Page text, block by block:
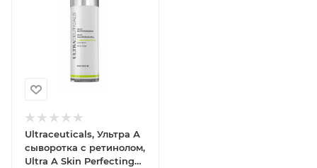
Ultraceuticals, Ультра А
сыворотка с ретинолом,
Ultra A Skin Perfecting